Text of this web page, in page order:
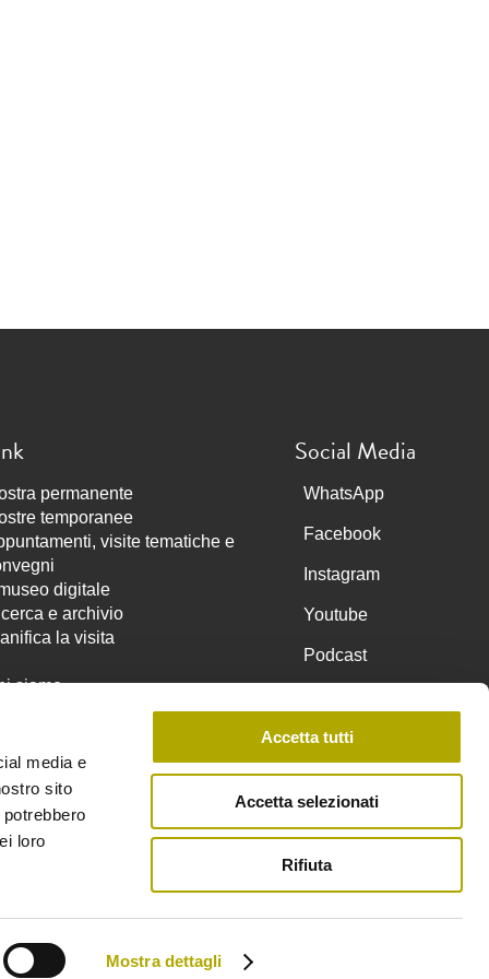
media e
sito
loro
Mostra dettagli
Accetta tutti
Accetta selezionati
Rifiuta
permanente
temporanee
visite tematiche e
digitale
e archivio
la visita
siamo
Social Media
WhatsApp
Facebook
Instagram
Youtube
Podcast